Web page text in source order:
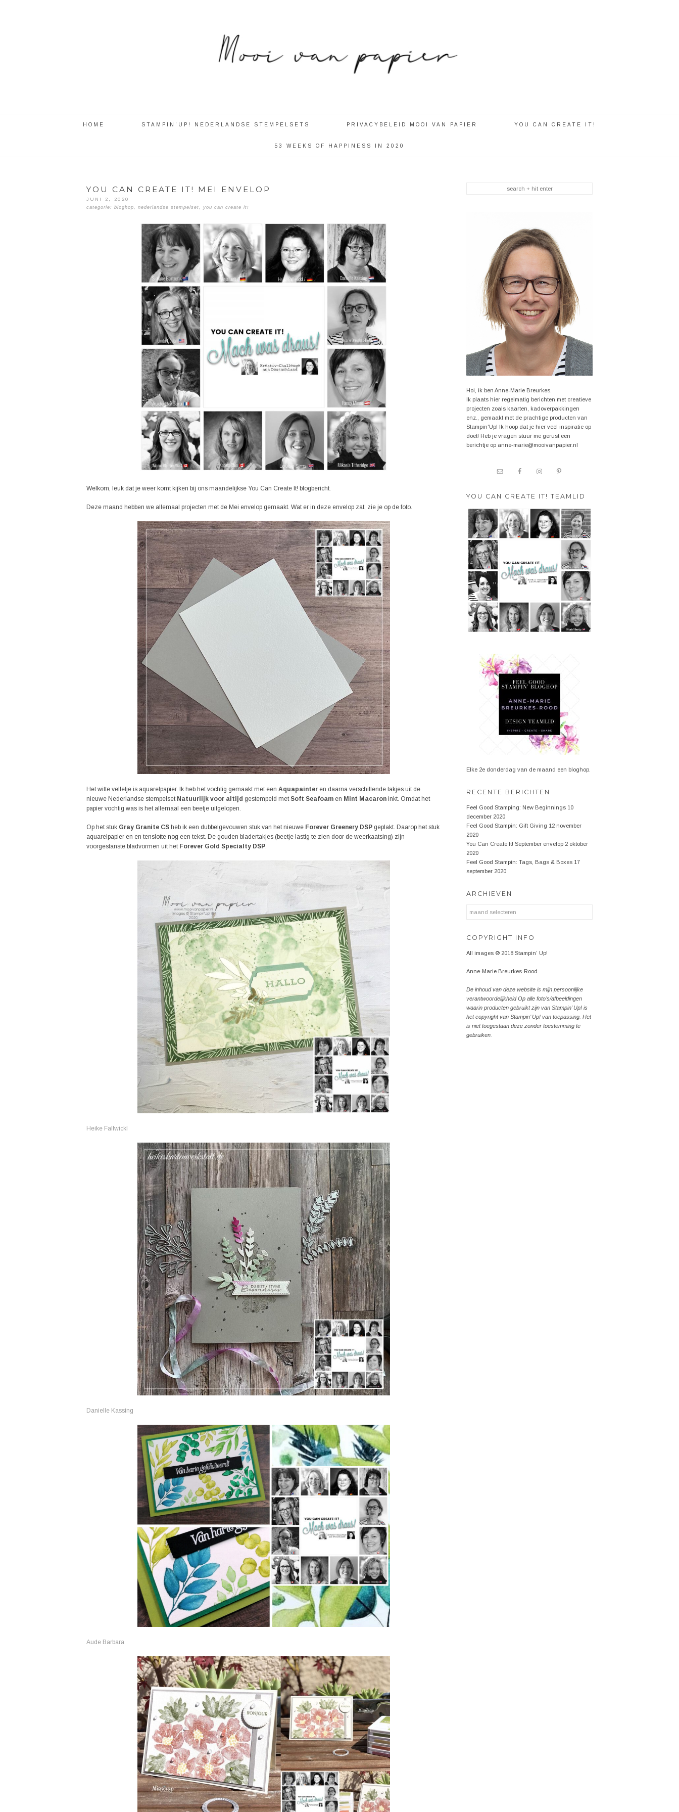
HOME STAMPIN’UP! NEDERLANDSE STEMPELSETS PRIVACYBELEID MOOI VAN PAPIER YOU CAN CREATE IT!
53 WEEKS OF HAPPINESS IN 2020
YOU CAN CREATE IT! MEI ENVELOP
JUNI 2, 2020
categorie: bloghop, nederlandse stempelset, you can create it!
Welkom, leuk dat je weer komt kijken bij ons maandelijkse You Can Create It! blogbericht.
Deze maand hebben we allemaal projecten met de Mei envelop gemaakt. Wat er in deze envelop zat, zie je op de foto.
Het witte velletje is aquarelpapier. Ik heb het vochtig gemaakt met een Aquapainteren daarna verschillende takjes uit de
nieuwe Nederlandse stempelset Natuurlijk voor altijd gestempeld met Soft Seafoamen Mint Macaroninkt. Omdat het
papier vochtig was is het allemaal een beetje uitgelopen.
Op het stuk Gray Granite CSheb ik een dubbelgevouwen stuk van het nieuwe Forever Greenery DSPgeplakt. Daarop het stuk
aquarelpapier en en tenslotte nog een tekst. De gouden bladertakjes (beetje lastig te zien door de weerkaatsing) zijn
voorgestanste bladvormen uit het Forever Gold Specialty DSP.
Heike Fallwickl
Danielle Kassing
Aude Barbara
Hoi, ik ben Anne-Marie Breurkes.
Ik plaats hier regelmatig berichten met creatieve
projecten zoals kaarten, kadoverpakkingen
enz., gemaakt met de prachtige producten van
Stampin'Up! Ik hoop dat je hier veel inspiratie op
doet! Heb je vragen stuur me gerust een
berichtje op anne-marie@mooivanpapier.nl
YOU CAN CREATE IT! TEAMLID
Elke 2e donderdag van de maand een bloghop.
RECENTE BERICHTEN
Feel Good Stamping: New Beginnings 10
december 2020
Feel Good Stampin: Gift Giving 12 november
2020
You Can Create It! September envelop 2 oktober
2020
Feel Good Stampin: Tags, Bags & Boxes 17
september 2020
ARCHIEVEN
COPYRIGHT INFO
All images ® 2018 Stampin’ Up!
Anne-Marie Breurkes-Rood
De inhoud van deze website is mijn persoonlijke
verantwoordelijkheid Op alle foto’s/afbeeldingen
waarin producten gebruikt zijn van Stampin’ Up! is
het copyright van Stampin’ Up! van toepassing. Het
is niet toegestaan deze zonder toestemming te
gebruiken.